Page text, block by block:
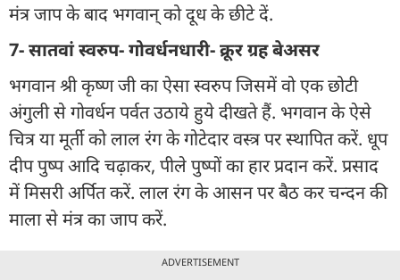
मंत्र जाप के बाद भगवान् को दूध के छीटे दें.
7- सातवां स्वरुप- गोवर्धनधारी- क्रूर ग्रह बेअसर
भगवान श्री कृष्ण जी का ऐसा स्वरुप जिसमें वो एक छोटी
अंगुली से गोवर्धन पर्वत उठाये हुये दीखते हैं. भगवान के ऐसे
चित्र या मूर्ती को लाल रंग के गोटेदार वस्त्र पर स्थापित करें. धूप
दीप पुष्प आदि चढ़ाकर, पीले पुष्पों का हार प्रदान करें. प्रसाद
में मिसरी अर्पित करें. लाल रंग के आसन पर बैठ कर चन्दन की
माला से मंत्र का जाप करें.
ADVERTISEMENT